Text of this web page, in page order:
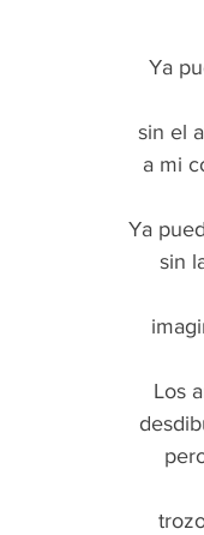
Ya
sin el
a mi
Ya
sin
Los